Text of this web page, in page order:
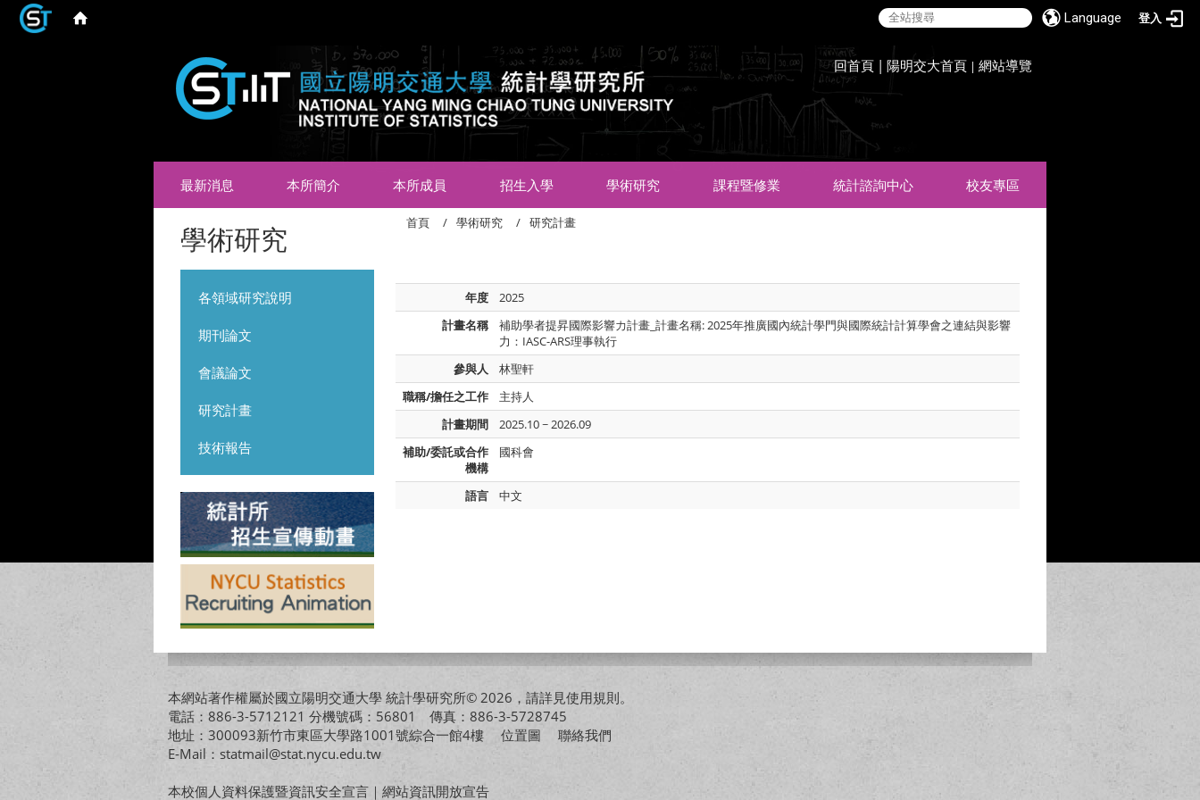
Language 登入
回首頁 | 陽明交大首頁 |網站導覽
最新消息 本所簡介 本所成員 招生入學 學術研究 課程暨修業 統計諮詢中心 校友專區
學術研究
各領域研究說明
期刊論文
會議論文
研究計畫
技術報告
首頁 學術研究 研究計畫
年度
2025
計畫名稱
補助學者提昇國際影響力計畫_計畫名稱: 2025年推廣國內統計學門與國際統計計算學會之連結與影響
力：IASC-ARS理事執行
參與人
林聖軒
職稱/擔任之工作
主持人
計畫期間
2025.10 ~ 2026.09
補助/委託或合作
機構
國科會
語言 中文
本網站著作權屬於國立陽明交通大學 統計學研究所© 2026，請詳見使用規則。
電話：886-3-5712121 分機號碼：56801 傳真：886-3-5728745
地址：300093新竹市東區大學路1001號綜合一館4樓 位置圖
聯絡我們
E-Mail：statmail@stat.nycu.edu.tw
本校個人資料保護暨資訊安全宣言 ｜ 網站資訊開放宣告